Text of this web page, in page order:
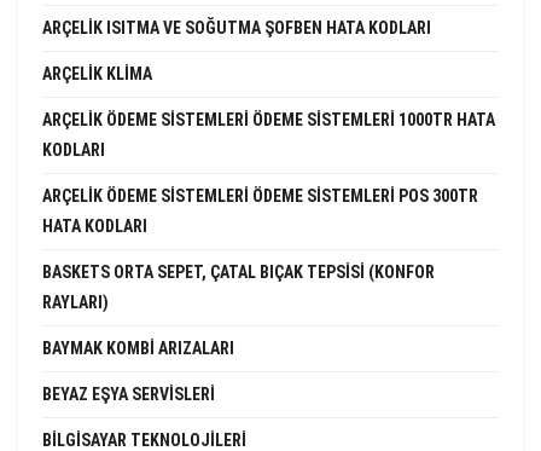
ARÇELIK ISITMA VE SOĞUTMA ŞOFBEN HATA KODLARI
ARÇELIK KLIMA
ARÇELIK ÖDEME SISTEMLERI ÖDEME SISTEMLERI 1000TR HATA
KODLARI
ARÇELIK ÖDEME SISTEMLERI ÖDEME SISTEMLERI POS 300TR
HATA KODLARI
BASKETS ORTA SEPET, ÇATAL BIÇAK TEPSISI (KONFOR
RAYLARI)
BAYMAK KOMBI ARIZALARI
BEYAZ EŞYA SERVISLERI
BILGISAYAR TEKNOLOJILERI